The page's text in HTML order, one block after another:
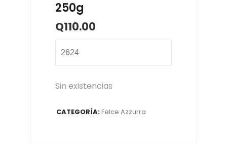
250g
Q110.00
2624
Sin existencias
CATEGORÍA:Felce Azzurra